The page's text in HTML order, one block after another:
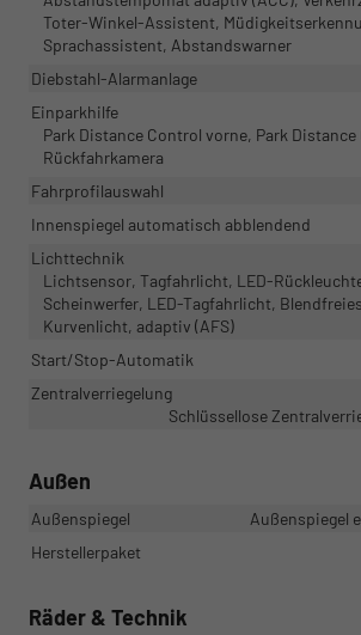
Toter-Winkel-Assistent,
Sprachassistent, Abstandswarner
Diebstahl-Alarmanlage
Einparkhilfe
Park Distance Control vorne, Park
Rückfahrkamera
Fahrprofilauswahl
Innenspiegel automatisch abblendend
Lichttechnik
Lichtsensor, Tagfahrlicht, LED-
Scheinwerfer, LED-Tagfahrlicht,
Kurvenlicht, adaptiv (AFS)
Start/Stop-Automatik
Zentralverriegelung
Schlüssellose
Außen
Außenspiegel
Außenspiegel
Herstellerpaket
Räder & Technik